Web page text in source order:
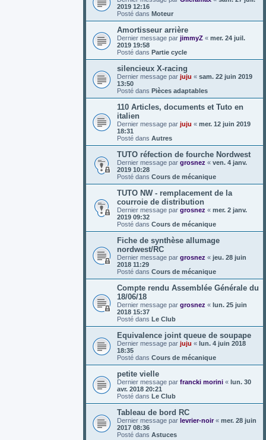
2019 12:16
Posté dans Moteur
Amortisseur arrière
Dernier message par jimmyZ « mer. 24 juil.
2019 19:58
Posté dans Partie cycle
silencieux X-racing
Dernier message par juju « sam. 22 juin 2019
13:50
Posté dans Pièces adaptables
110 Articles, documents et Tuto en
italien
Dernier message par juju « mer. 12 juin 2019
18:31
Posté dans Autres
TUTO réfection de fourche Nordwest
Dernier message par grosnez « ven. 4 janv.
2019 10:28
Posté dans Cours de mécanique
TUTO NW - remplacement de la
courroie de distribution
Dernier message par grosnez « mer. 2 janv.
2019 09:32
Posté dans Cours de mécanique
Fiche de synthèse allumage
nordwest/RC
Dernier message par grosnez « jeu. 28 juin
2018 11:29
Posté dans Cours de mécanique
Compte rendu Assemblée Générale du
18/06/18
Dernier message par grosnez « lun. 25 juin
2018 15:37
Posté dans Le Club
Equivalence joint queue de soupape
Dernier message par juju « lun. 4 juin 2018
18:35
Posté dans Cours de mécanique
petite vielle
Dernier message par francki morini « lun. 30
avr. 2018 20:21
Posté dans Le Club
Tableau de bord RC
Dernier message par levrier-noir« mer. 28 juin
2017 08:36
Posté dans Astuces